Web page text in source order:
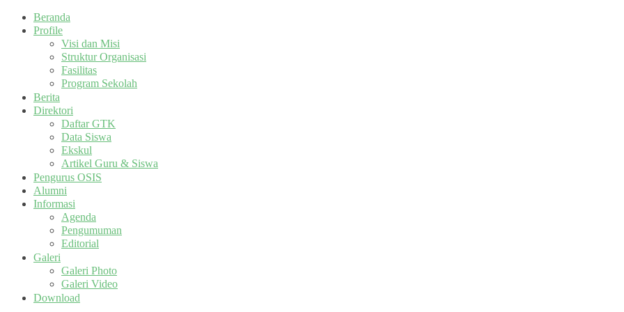
Beranda
Profile
Visi dan Misi
Struktur Organisasi
Fasilitas
Program Sekolah
Berita
Direktori
Daftar GTK
Data Siswa
Ekskul
Artikel Guru & Siswa
Pengurus OSIS
Alumni
Informasi
Agenda
Pengumuman
Editorial
Galeri
Galeri Photo
Galeri Video
Download